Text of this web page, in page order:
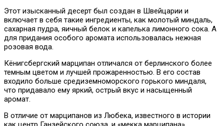
Этот изысканный десерт был создан в Швейцарии и
включает в себя такие ингредиенты, как молотый миндаль,
сахарная пудра, яичный белок и капелька лимонного сока. А
для придания особого аромата использовалась нежная
розовая вода.
Кёнигсбергский марципан отличался от берлинского более
темным цветом и лучшей прожаренностью. В его состав
входило больше средиземноморского горького миндаля,
что придавало ему яркий, острый вкус и насыщенный
аромат.
В отличие от марципанов из Любека, известного в истории